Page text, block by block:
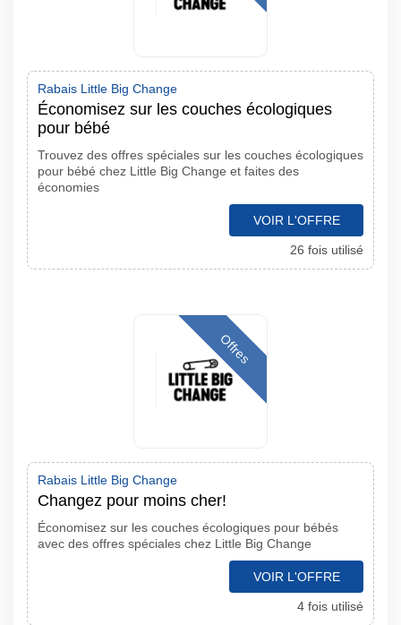
Rabais Little Big Change
Économisez sur les couches écologiques
pour bébé
Trouvez des offres spéciales sur les couches écologiques
pour bébé chez Little Big Change et faites des
économies
VOIR L'OFFRE
26 fois utilisé
Offres
Rabais Little Big Change
Changez pour moins cher!
Économisez sur les couches écologiques pour bébés
avec des offres spéciales chez Little Big Change
VOIR L'OFFRE
4 fois utilisé